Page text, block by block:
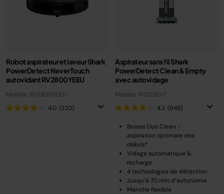
Robot aspirateur et laveur Shark
PowerDetect NeverTouch
autovidant RV2800YEEU
Modèle: RV2800YEEU
4.0 (220)
Aspirateur sans fil Shark
PowerDetect Clean & Empty
avec autovidage
Modèle: IP3251EUT
4.2 (948)
Brosse Duo Clean -
aspiration optimale des
débris*
Vidage automatique &
recharge
4 technologies de détection
Jusqu’à 70 min d’autonomie
Manche flexible